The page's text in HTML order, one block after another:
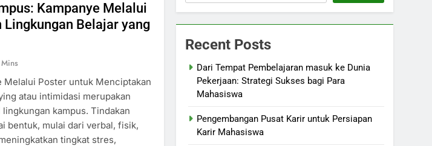
Kampanye Melalui
Belajar yang
Melalui Poster untuk Menciptakan
atau intimidasi merupakan
kampus. Tindakan
bentuk, mulai dari verbal, fisik,
tingkat stres,
Recent Posts
Dari Tempat Pembelajaran masuk ke Dunia
Pekerjaan: Strategi Sukses bagi Para
Mahasiswa
Pengembangan Pusat Karir untuk Persiapan
Karir Mahasiswa